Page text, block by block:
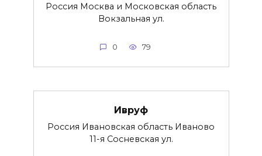
Россия Москва и Московская область
Вокзальная ул.
0 79
Ивруф
Россия Ивановская область Иваново
11-я Сосневская ул.